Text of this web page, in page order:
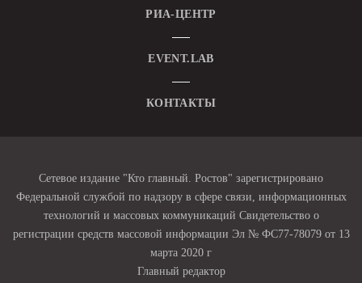
РИА-ЦЕНТР
EVENT.LAB
КОНТАКТЫ
Сетевое издание "Кто главный. Ростов" зарегистрировано
Федеральной службой по надзору в сфере связи, информационных
технологий и массовых коммуникаций Свидетельство о
регистрации средств массовой информации Эл № ФС77-78079 от 13
марта 2020 г
Главный редактор